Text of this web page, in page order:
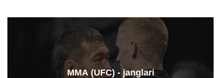
ММА (UFC) - janglari